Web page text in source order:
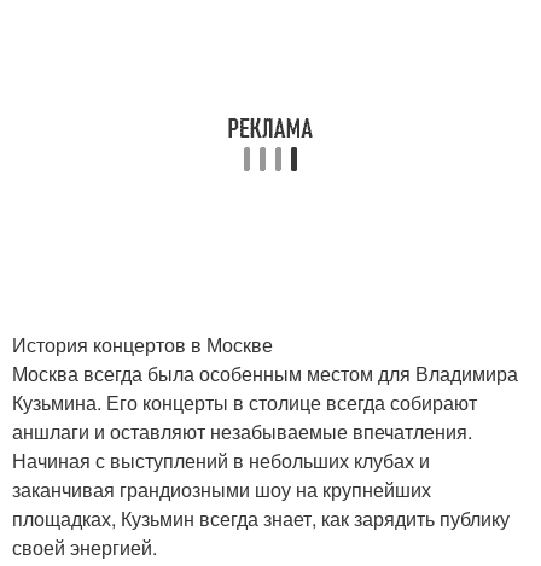
История концертов в Москве
Москва всегда была особенным местом для Владимира
Кузьмина. Его концерты в столице всегда собирают
аншлаги и оставляют незабываемые впечатления.
Начиная с выступлений в небольших клубах и
заканчивая грандиозными шоу на крупнейших
площадках, Кузьмин всегда знает, как зарядить публику
своей энергией.